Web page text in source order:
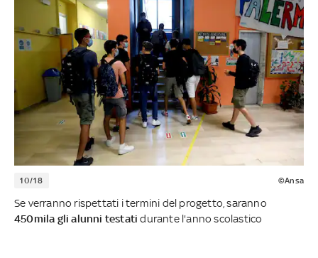
10/18 ©Ansa
Se verranno rispettati i termini del progetto, saranno
450mila gli alunni testati durante l'anno scolastico